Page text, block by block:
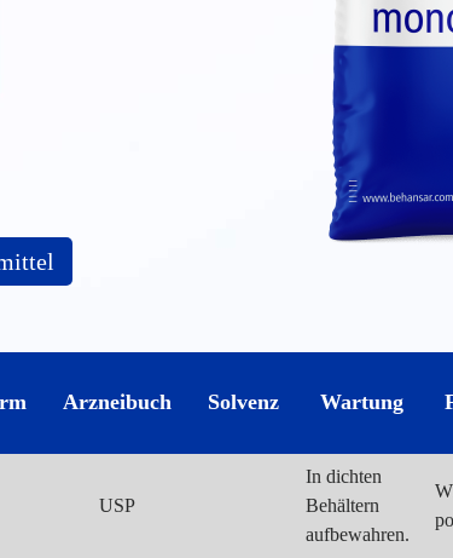
Arzneibuch Solvenz Wartung
USP
In dichten
Behältern
aufbewahren.